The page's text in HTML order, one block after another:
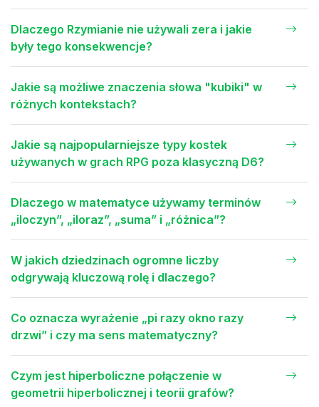
Dlaczego Rzymianie nie używali zera i jakie
były tego konsekwencje?
Jakie są możliwe znaczenia słowa "kubiki" w
różnych kontekstach?
Jakie są najpopularniejsze typy kostek
używanych w grach RPG poza klasyczną D6?
Dlaczego w matematyce używamy terminów
„iloczyn”, „iloraz”, „suma” i „różnica”?
W jakich dziedzinach ogromne liczby
odgrywają kluczową rolę i dlaczego?
Co oznacza wyrażenie „pi razy okno razy
drzwi” i czy ma sens matematyczny?
Czym jest hiperboliczne połączenie w
geometrii hiperbolicznej i teorii grafów?